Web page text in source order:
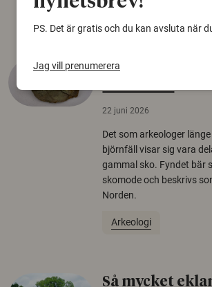
Säkerhetspolitik
Gammalt skinn
22 juni 2026
Det som arkeologer
björnfäll visar sig vara
gammal sko. Fyndet bär
skomode och beskrivs
Norden.
Arkeologi
Så mycket
PS. Det är gratis och du kan avsluta när
Jag vill prenumerera